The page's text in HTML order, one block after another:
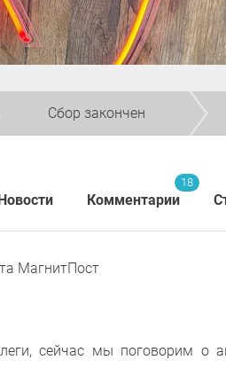
Сбор закончен
Комментарии
18
МагнитПост
сейчас мы поговорим о